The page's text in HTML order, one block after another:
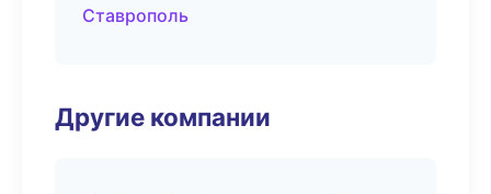
Ставрополь
Другие компании